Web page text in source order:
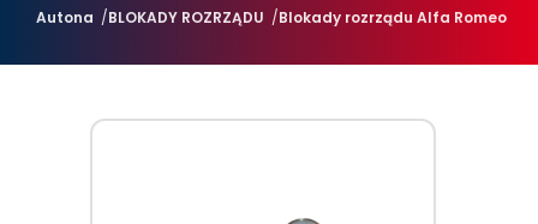
Autona BLOKADY ROZRZĄDU Blokady rozrządu Alfa Romeo